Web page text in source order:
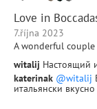
Love in
7.října 2023
A wonderful
witalij Настоящий
katerinak @witalij
итальянски